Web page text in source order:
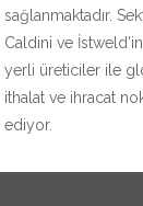
sağlanmaktadır.
Caldini ve
yerli üreticiler ile
ithalat ve ihracat
ediyor.